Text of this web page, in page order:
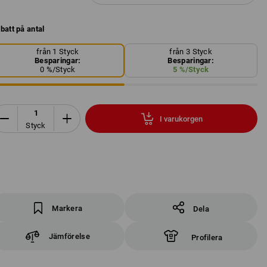
på antal
från 1 Styck
Besparingar:
0 %/Styck
från 3 Styck
Besparingar:
5 %/Styck
Styck
I varukorgen
Markera Dela
Jämförelse Profilera